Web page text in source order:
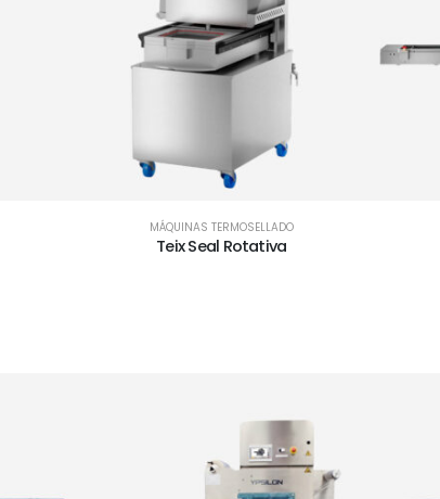
MÁQUINAS TERMOSELLADO
Teix Seal Rotativa